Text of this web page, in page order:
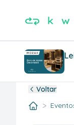
Voltar
>